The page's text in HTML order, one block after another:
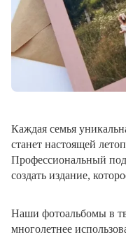
Каждая семья
станет настоящей
Профессиональный
создать издание,
Наши фотоальбомы в
многолетнее